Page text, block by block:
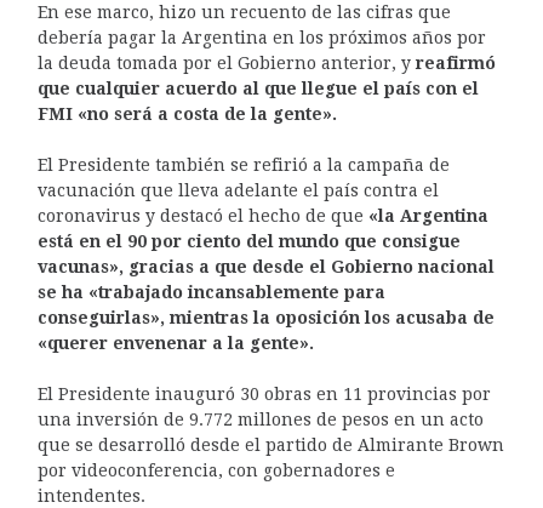
En ese marco, hizo un recuento de las cifras que
debería pagar la Argentina en los próximos años por
la deuda tomada por el Gobierno anterior, y reafirmó
que cualquier acuerdo al que llegue el país con el
FMI «no será a costa de la gente».
El Presidente también se refirió a la campaña de
vacunación que lleva adelante el país contra el
coronavirus y destacó el hecho de que «la Argentina
está en el 90 por ciento del mundo que consigue
vacunas», gracias a que desde el Gobierno nacional
se ha «trabajado incansablemente para
conseguirlas», mientras la oposición los acusaba de
«querer envenenar a la gente».
El Presidente inauguró 30 obras en 11 provincias por
una inversión de 9.772 millones de pesos en un acto
que se desarrolló desde el partido de Almirante Brown
por videoconferencia, con gobernadores e
intendentes.